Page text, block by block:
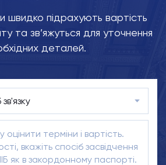
швидко підрахують вартість
та зв’яжуться для уточнення
деталей.